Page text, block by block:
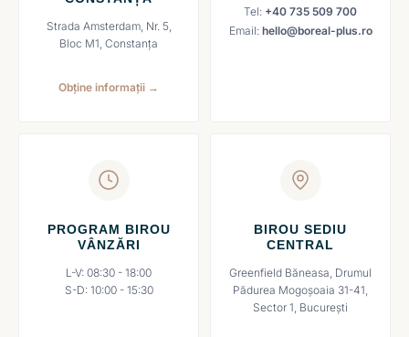
Strada Amsterdam, Nr. 5,
Bloc M1, Constanța
Obține informații →
Tel: +40 735 509 700
Email: hello@boreal-plus.ro
PROGRAM BIROU
VÂNZĂRI
L-V: 08:30 - 18:00
S-D: 10:00 - 15:30
BIROU SEDIU
CENTRAL
Greenfield Băneasa, Drumul
Pădurea Mogoșoaia 31-41,
Sector 1, București